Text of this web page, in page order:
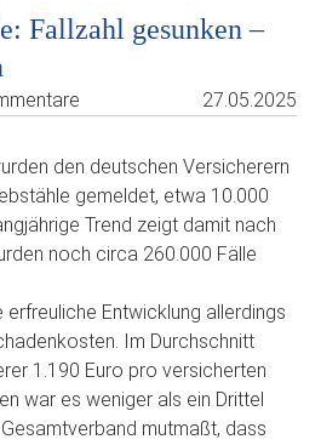
Fallzahl gesunken –
27.05.2025
den deutschen Versicherern
gemeldet, etwa 10.000
Trend zeigt damit nach
noch circa 260.000 Fälle
Entwicklung allerdings
Im Durchschnitt
1.190 Euro pro versicherten
war es weniger als ein Drittel
mutmaßt, dass